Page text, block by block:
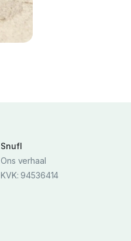
Snufl
Ons verhaal
KVK: 94536414